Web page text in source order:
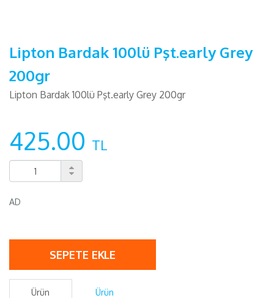
Lipton Bardak 100lü Pşt.early Grey
200gr
Lipton Bardak 100lü Pşt.early Grey 200gr
425.00 TL
AD
SEPETE EKLE
Ürün
Ürün